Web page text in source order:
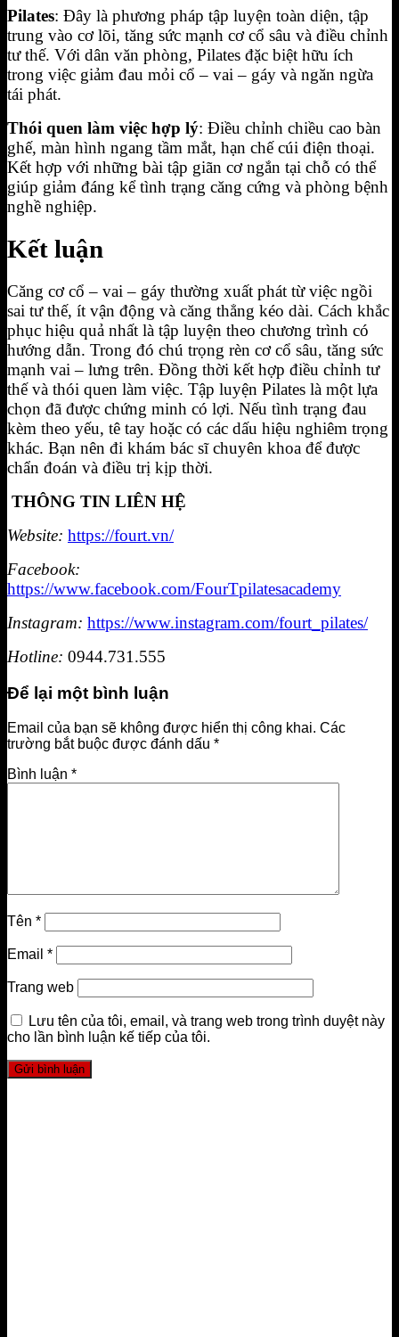
Pilates: Đây là phương pháp tập luyện toàn diện, tập
trung vào cơ lõi, tăng sức mạnh cơ cổ sâu và điều chỉnh
tư thế. Với dân văn phòng, Pilates đặc biệt hữu ích
trong việc giảm đau mỏi cổ – vai – gáy và ngăn ngừa
tái phát.
Thói quen làm việc hợp lý: Điều chỉnh chiều cao bàn
ghế, màn hình ngang tầm mắt, hạn chế cúi điện thoại.
Kết hợp với những bài tập giãn cơ ngắn tại chỗ có thể
giúp giảm đáng kể tình trạng căng cứng và phòng bệnh
nghề nghiệp.
Kết luận
Căng cơ cổ – vai – gáy thường xuất phát từ việc ngồi
sai tư thế, ít vận động và căng thẳng kéo dài. Cách khắc
phục hiệu quả nhất là tập luyện theo chương trình có
hướng dẫn. Trong đó chú trọng rèn cơ cổ sâu, tăng sức
mạnh vai – lưng trên. Đồng thời kết hợp điều chỉnh tư
thế và thói quen làm việc. Tập luyện Pilates là một lựa
chọn đã được chứng minh có lợi. Nếu tình trạng đau
kèm theo yếu, tê tay hoặc có các dấu hiệu nghiêm trọng
khác. Bạn nên đi khám bác sĩ chuyên khoa để được
chẩn đoán và điều trị kịp thời.
THÔNG TIN LIÊN HỆ
Website: https://fourt.vn/
Facebook:
https://www.facebook.com/FourTpilatesacademy
Instagram: https://www.instagram.com/fourt_pilates/
Hotline: 0944.731.555
Để lại một bình luận
Email của bạn sẽ không được hiển thị công khai. Các
trường bắt buộc được đánh dấu *
Bình luận *
Tên *
Email *
Trang web
Lưu tên của tôi, email, và trang web trong trình duyệt này
cho lần bình luận kế tiếp của tôi.